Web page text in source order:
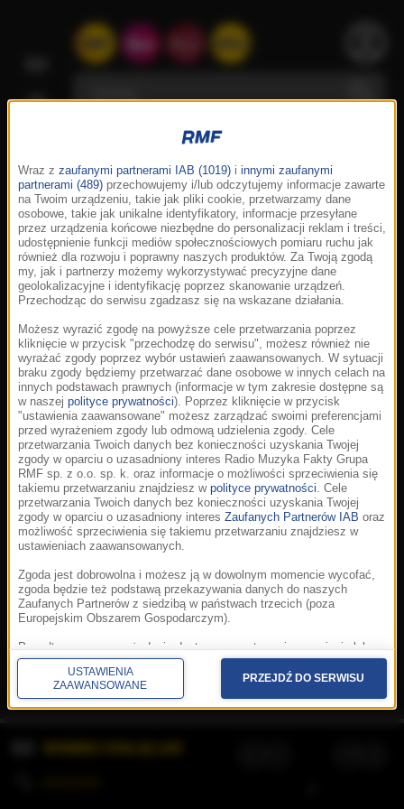
Korzystanie z portalu oznacza akceptację
Prywatność.Aplikacje.© 2026 Radio Muzyka
Fakty Grupa RMF sp. z o.o. sp. k.
Wraz z zaufanymi partnerami IAB (1019) i innymi zaufanymi
partnerami (489) przechowujemy i/lub odczytujemy informacje zawarte
na Twoim urządzeniu, takie jak pliki cookie, przetwarzamy dane
osobowe, takie jak unikalne identyfikatory, informacje przesyłane
przez urządzenia końcowe niezbędne do personalizacji reklam i treści,
udostępnienie funkcji mediów społecznościowych pomiaru ruchu jak
również dla rozwoju i poprawny naszych produktów. Za Twoją zgodą
my, jak i partnerzy możemy wykorzystywać precyzyjne dane
geolokalizacyjne i identyfikację poprzez skanowanie urządzeń.
Przechodząc do serwisu zgadzasz się na wskazane działania.
Możesz wyrazić zgodę na powyższe cele przetwarzania poprzez
kliknięcie w przycisk "przechodzę do serwisu", możesz również nie
wyrażać zgody poprzez wybór ustawień zaawansowanych. W sytuacji
braku zgody będziemy przetwarzać dane osobowe w innych celach na
innych podstawach prawnych (informacje w tym zakresie dostępne są
w naszej polityce prywatności). Poprzez kliknięcie w przycisk
"ustawienia zaawansowane" możesz zarządzać swoimi preferencjami
przed wyrażeniem zgody lub odmową udzielenia zgody. Cele
przetwarzania Twoich danych bez konieczności uzyskania Twojej
zgody w oparciu o uzasadniony interes Radio Muzyka Fakty Grupa
RMF sp. z o.o. sp. k. oraz informacje o możliwości sprzeciwienia się
takiemu przetwarzaniu znajdziesz w polityce prywatności. Cele
przetwarzania Twoich danych bez konieczności uzyskania Twojej
zgody w oparciu o uzasadniony interes Zaufanych Partnerów IAB oraz
możliwość sprzeciwienia się takiemu przetwarzaniu znajdziesz w
ustawieniach zaawansowanych.
Zgoda jest dobrowolna i możesz ją w dowolnym momencie wycofać,
zgoda będzie też podstawą przekazywania danych do naszych
Zaufanych Partnerów z siedzibą w państwach trzecich (poza
Europejskim Obszarem Gospodarczym).
Ponadto masz prawo żądania dostępu, sprostowania, usunięcia lub
ograniczenia przetwarzania danych, a także złożenia skargi do
Prezesa Urzędu Ochrony Danych Osobowych. W polityce prywatności
znajdziesz informacje jak wykonać swoje prawa. Szczegółowe
informacje na temat przetwarzania Twoich danych znajdują się w
USTAWIENIA
ZAAWANSOWANE
PRZEJDŹ DO SERWISU